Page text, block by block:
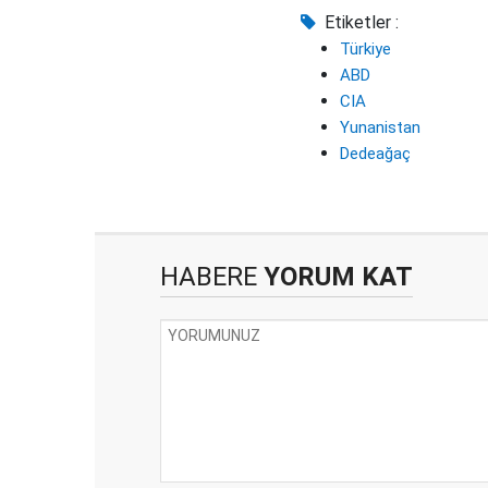
Etiketler :
Türkiye
ABD
CIA
Yunanistan
Dedeağaç
HABERE YORUM KAT